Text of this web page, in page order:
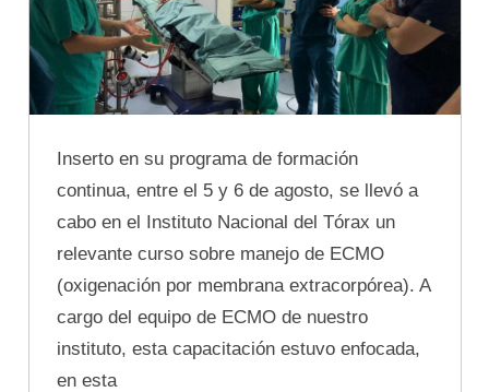
Inserto en su programa de formación
continua, entre el 5 y 6 de agosto, se llevó a
cabo en el Instituto Nacional del Tórax un
relevante curso sobre manejo de ECMO
(oxigenación por membrana extracorpórea). A
cargo del equipo de ECMO de nuestro
instituto, esta capacitación estuvo enfocada,
en esta